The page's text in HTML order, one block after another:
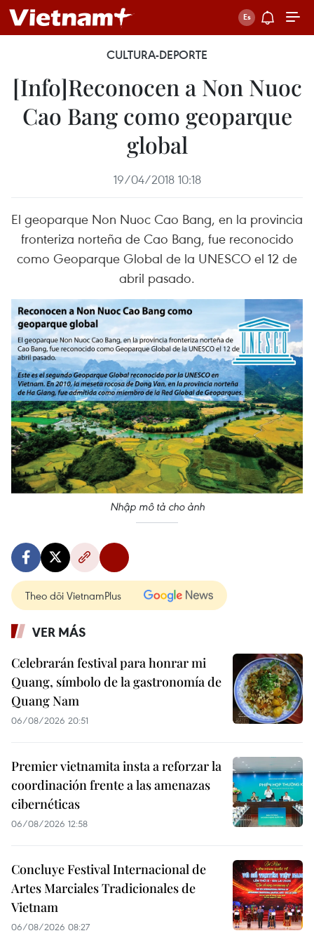
CULTURA-DEPORTE
[Info]Reconocen a Non Nuoc
Cao Bang como geoparque
global
19/04/2018 10:18
El geoparque Non Nuoc Cao Bang, en la provincia
fronteriza norteña de Cao Bang, fue reconocido
como Geoparque Global de la UNESCO el 12 de
abril pasado.
Nhập mô tả cho ảnh
Theo dõi VietnamPlus
VER MÁS
Celebrarán festival para honrar mi
Quang, símbolo de la gastronomía de
Quang Nam
06/08/2026 20:51
Premier vietnamita insta a reforzar la
coordinación frente a las amenazas
cibernéticas
06/08/2026 12:58
Concluye Festival Internacional de
Artes Marciales Tradicionales de
Vietnam
06/08/2026 08:27